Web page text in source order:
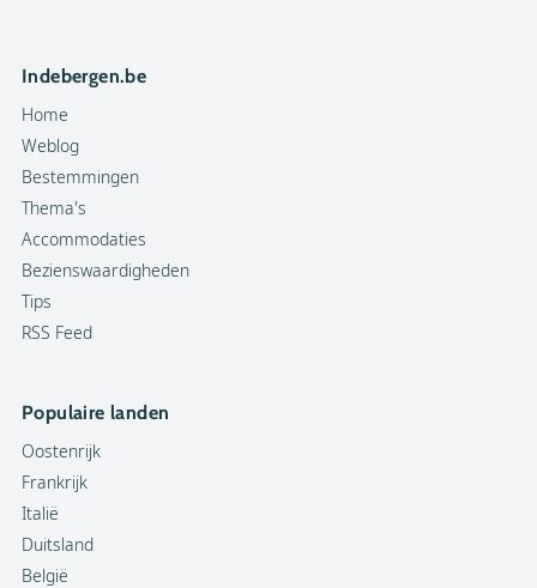
Indebergen.be
Home
Weblog
Bestemmingen
Thema's
Accommodaties
Bezienswaardigheden
Tips
RSS Feed
Populaire landen
Oostenrijk
Frankrijk
Italië
Duitsland
België